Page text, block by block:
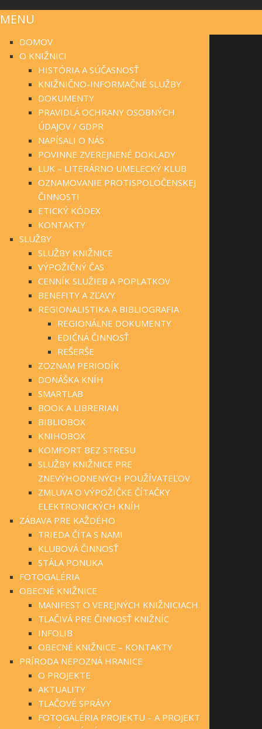
MENU
DOMOV
O KNIŽNICI
HISTÓRIA A SÚČASNOSŤ
KNIŽNIČNO-INFORMAČNÉ SLUŽBY
DOKUMENTY
PRAVIDLÁ OCHRANY OSOBNÝCH
ÚDAJOV / GDPR
NAPÍSALI O NÁS
POVINNE ZVEREJNENÉ DOKLADY
LUK – LITERÁRNO UMELECKÝ KLUB
OZNAMOVANIE PROTISPOLOČENSKEJ
ČINNOSTI
ETICKÝ KÓDEX
KONTAKTY
SLUŽBY
SLUŽBY KNIŽNICE
VÝPOŽIČNÝ ČAS
CENNÍK SLUŽIEB A POPLATKOV
BENEFITY A ZĽAVY
REGIONALISTIKA A BIBLIOGRAFIA
REGIONÁLNE DOKUMENTY
EDIČNÁ ČINNOSŤ
REŠERŠE
ZOZNAM PERIODÍK
DONÁŠKA KNÍH
SMARTLAB
BOOK A LIBRERIAN
BIBLIOBOX
KNIHOBOX
KOMFORT BEZ STRESU
SLUŽBY KNIŽNICE PRE
ZNEVÝHODNENÝCH POUŽÍVATEĽOV
ZMLUVA O VÝPOŽIČKE ČÍTAČKY
ELEKTRONICKÝCH KNÍH
ZÁBAVA PRE KAŽDÉHO
TRIEDA ČÍTA S NAMI
KLUBOVÁ ČINNOSŤ
STÁLA PONUKA
FOTOGALÉRIA
OBECNÉ KNIŽNICE
MANIFEST O VEREJNÝCH KNIŽNICIACH
TLAČIVÁ PRE ČINNOSŤ KNIŽNÍC
INFOLIB
OBECNÉ KNIŽNICE – KONTAKTY
PRÍRODA NEPOZNÁ HRANICE
O PROJEKTE
AKTUALITY
TLAČOVÉ SPRÁVY
FOTOGALÉRIA PROJEKTU – A PROJEKT